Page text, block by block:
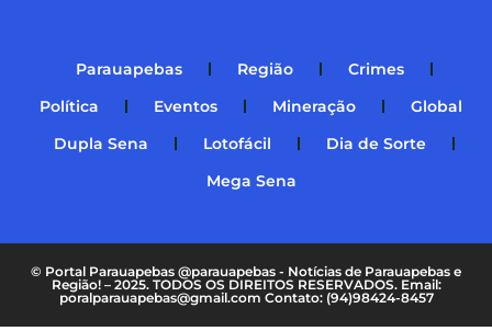
Parauapebas Região
Crimes
Política
Eventos Mineração
Global
Dupla Sena
Lotofácil
Dia de Sorte
Mega Sena
© Portal Parauapebas @parauapebas - Notícias de Parauapebas e
Região! – 2025. TODOS OS DIREITOS RESERVADOS. Email:
poralparauapebas@gmail.com Contato: (94)98424-8457